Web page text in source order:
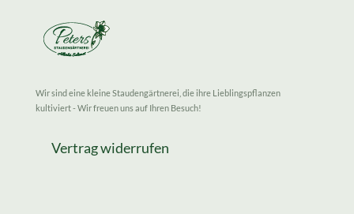
Wir sind eine kleine Staudengärtnerei, die ihre Lieblingspflanzen
kultiviert - Wir freuen uns auf Ihren Besuch!
Vertrag widerrufen